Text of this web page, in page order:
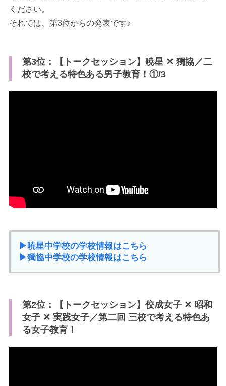
ください。
それでは、第3位からの発表です♪
第3位：【トークセッション】暁星 ✕ 獨協／二
校で考える特色ある男子教育！①/3
▶︎暁星中学校の学校情報はこちら
▶︎獨協中学校の学校情報はこちら
第2位：【トークセッション】佼成女子 ✕ 昭和
女子 ✕ 実践女子／第二回 三校で考える特色あ
る女子教育！